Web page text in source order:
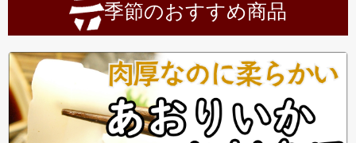
季節のおすすめ商品